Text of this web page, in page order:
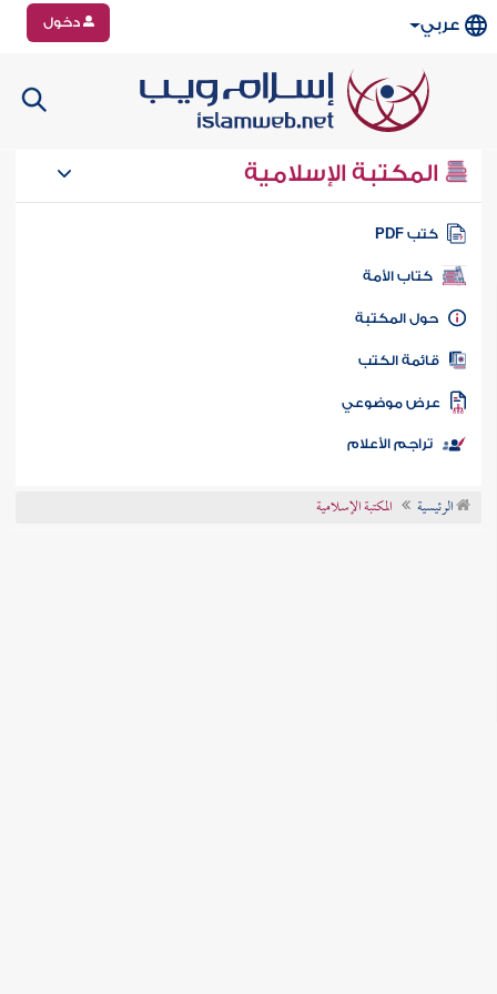
عربي دخول
المكتبة الإسلامية
كتب PDF
كتاب الأمة
المكتبة
الكتب
موضوعي
تراجم الأعلام
الرئيسية المكتبة الإسلامية